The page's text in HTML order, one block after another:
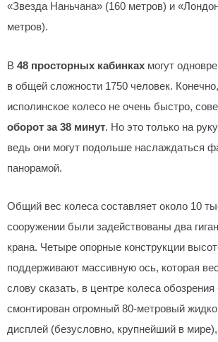
«Звезда Наньчана» (160 метров) и
метров).
В 48 просторных кабинках могут
в общей сложности 1750 человек.
исполинское колесо не очень быстро,
оборот за 38 минут. Но это только на
ведь они могут подольше наслаждаться
панорамой.
Общий вес колеса составляет около 10
сооружении были задействованы два
крана. Четыре опорные конструкции
поддерживают массивную ось, которая
слову сказать, в центре колеса
смонтирован огромный 80-метровый
дисплей (безусловно, крупнейший в